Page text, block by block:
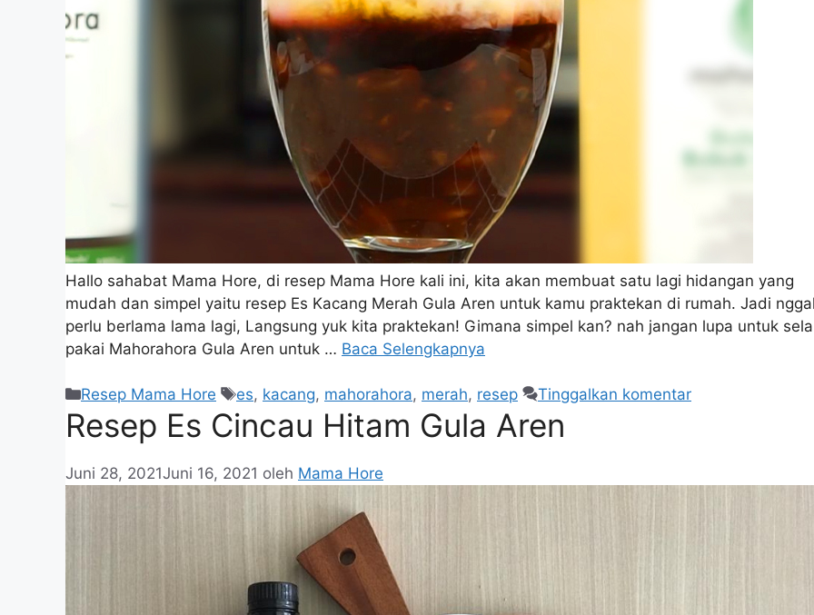
Hallo sahabat Mama Hore, di resep Mama Hore kali ini, kita akan membuat satu lagi hidangan yang
mudah dan simpel yaitu resep Es Kacang Merah Gula Aren untuk kamu praktekan di rumah. Jadi
perlu berlama lama lagi, Langsung yuk kita praktekan! Gimana simpel kan? nah jangan lupa untuk
pakai Mahorahora Gula Aren untuk … Baca Selengkapnya
Resep Mama Hore es, kacang, mahorahora, merah, resep Tinggalkan komentar
Resep Es Cincau Hitam Gula Aren
Juni 28, 2021Juni 16, 2021 oleh Mama Hore